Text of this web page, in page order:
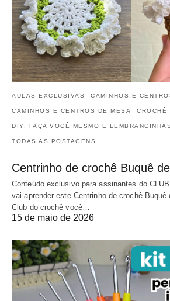
AULAS EXCLUSIVAS CAMINHOS E
CAMINHOS E CENTROS DE MESA CROCHÊ
DIY, FAÇA VOCÊ MESMO E LEMBRANCINHAS
TODAS AS POSTAGENS
Centrinho de crochê Buquê
Conteúdo exclusivo para assinantes do
vai aprender este Centrinho de crochê Buquê
Club do crochê você…
15 de maio de 2026